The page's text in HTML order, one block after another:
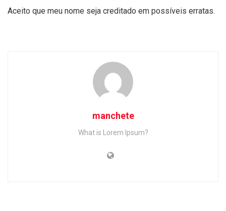
Aceito que meu nome seja creditado em possíveis erratas.
manchete
What is Lorem Ipsum?